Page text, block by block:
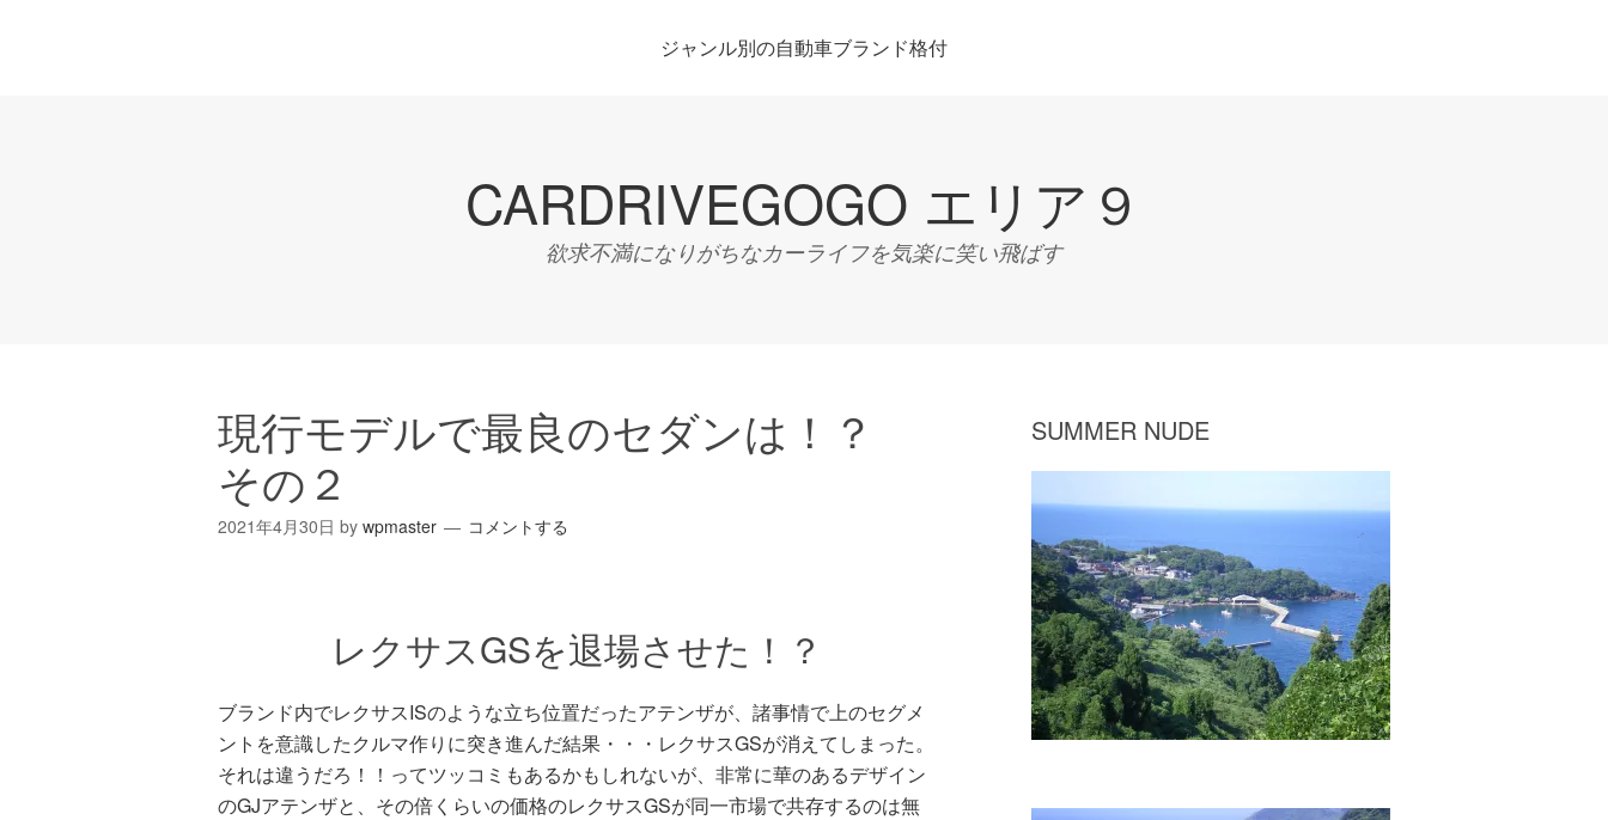
ジャンル別の自動車ブランド格付
CARDRIVEGOGO エリア９
欲求不満になりがちなカーライフを気楽に笑い飛ばす
現行モデルで最良のセダンは！？
その２
2021年4月30日 by wpmaster コメントする
レクサスGSを退場させた！？
ブランド内でレクサスISのような立ち位置だったアテンザが、諸事情で上のセグメ
ントを意識したクルマ作りに突き進んだ結果・・・レクサスGSが消えてしまった。
それは違うだろ！！ってツッコミもあるかもしれないが、非常に華のあるデザイン
のGJアテンザと、その倍くらいの価格のレクサスGSが同一市場で共存するのは無
SUMMER NUDE